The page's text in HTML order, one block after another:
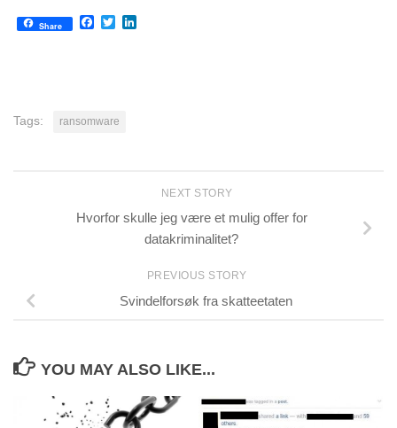
Share Facebook
Twitter
Tags: ransomware
NEXT STORY
Hvorfor skulle jeg være et mulig offer for
datakriminalitet?
PREVIOUS STORY
Svindelforsøk fra skatteetaten
YOU MAY ALSO LIKE...